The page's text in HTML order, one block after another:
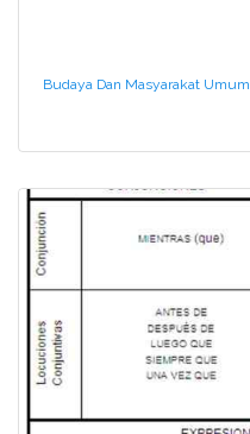
Budaya Dan Masyarakat Umum